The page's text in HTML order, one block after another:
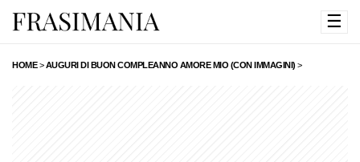
☰
HOME>AUGURI DI BUON COMPLEANNO AMORE MIO (CON IMMAGINI) >